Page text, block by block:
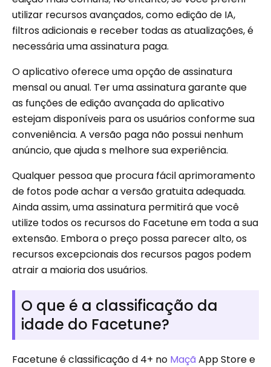
utilizar recursos avançados, como edição de IA,
filtros adicionais e receber todas as atualizações, é
necessária uma assinatura paga.
O aplicativo oferece uma opção de assinatura
mensal ou anual. Ter uma assinatura garante que
as funções de edição avançada do aplicativo
estejam disponíveis para os usuários conforme sua
conveniência. A versão paga não possui nenhum
anúncio, que ajuda s melhore sua experiência.
Qualquer pessoa que procura fácil aprimoramento
de fotos pode achar a versão gratuita adequada.
Ainda assim, uma assinatura permitirá que você
utilize todos os recursos do Facetune em toda a sua
extensão. Embora o preço possa parecer alto, os
recursos excepcionais dos recursos pagos podem
atrair a maioria dos usuários.
O que é a classificação da
idade do Facetune?
Facetune é classificação d 4+ no Maçã App Store e